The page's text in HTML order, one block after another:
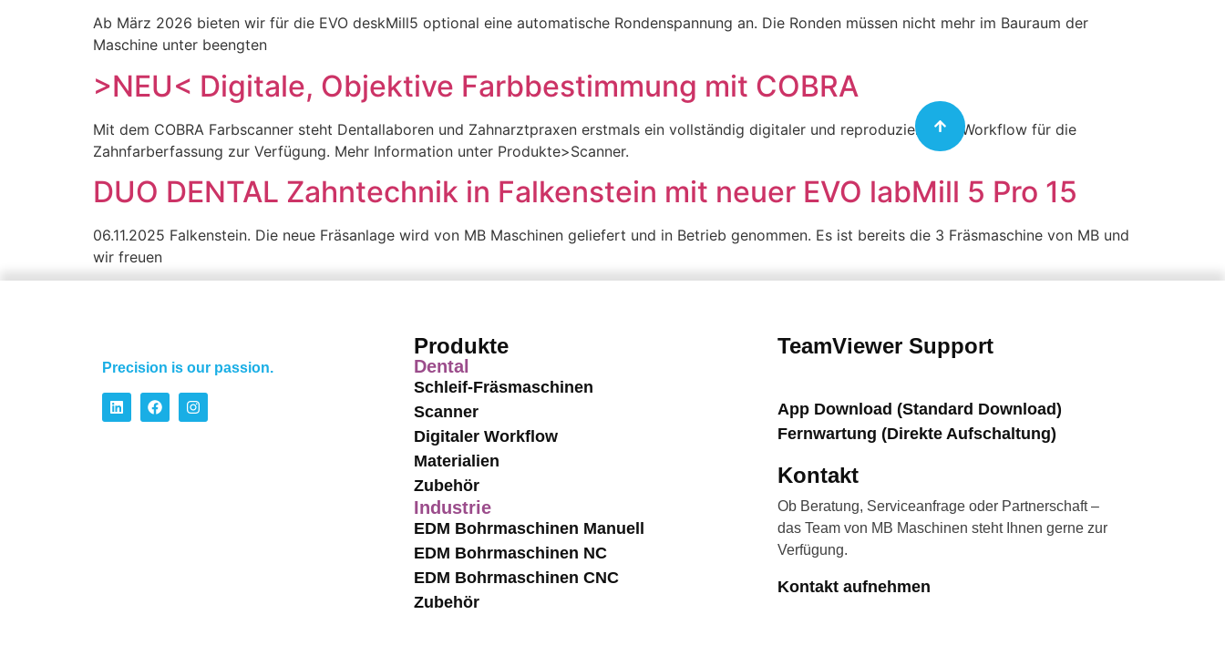
Ab März 2026 bieten wir für die EVO deskMill5 optional eine automatische Rondenspannung an. Die Ronden müssen nicht mehr im Bauraum der
Maschine unter beengten
>NEU< Digitale, Objektive Farbbestimmung mit COBRA
Mit dem COBRA Farbscanner steht Dentallaboren und Zahnarztpraxen erstmals ein vollständig digitaler und reproduzierbarer Workflow für die
Zahnfarberfassung zur Verfügung. Mehr Information unter Produkte>Scanner.
DUO DENTAL Zahntechnik in Falkenstein mit neuer EVO labMill 5 Pro 15
06.11.2025 Falkenstein. Die neue Fräsanlage wird von MB Maschinen geliefert und in Betrieb genommen. Es ist bereits die 3 Fräsmaschine von MB und
wir freuen
Precision is our passion.
Produkte
Dental
Schleif-Fräsmaschinen
Scanner
Digitaler Workflow
Materialien
Zubehör
Industrie
EDM Bohrmaschinen Manuell
EDM Bohrmaschinen NC
EDM Bohrmaschinen CNC
Zubehör
TeamViewer Support
App Download (Standard Download)
Fernwartung (Direkte Aufschaltung)
Kontakt
Ob Beratung, Serviceanfrage oder Partnerschaft –
das Team von MB Maschinen steht Ihnen gerne zur
Verfügung.
Kontakt aufnehmen